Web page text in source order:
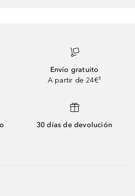
Envío gratuito
A partir de 24€³
30 días de devolución